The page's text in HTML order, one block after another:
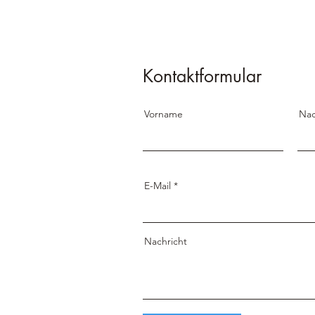
Kontaktformular
Vorname
E-Mail
Nachricht